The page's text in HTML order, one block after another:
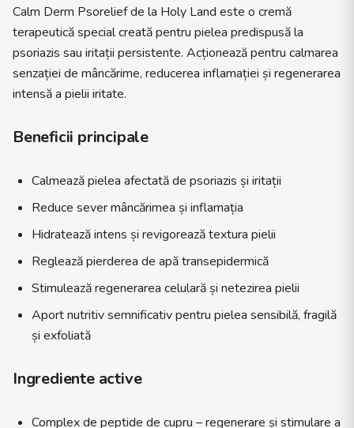
Calm Derm Psorelief de la Holy Land este o cremă
terapeutică special creată pentru pielea predispusă la
psoriazis sau iritații persistente. Acționează pentru calmarea
senzației de mâncărime, reducerea inflamației și regenerarea
intensă a pielii iritate.
Beneficii principale
Calmează pielea afectată de psoriazis și iritații
Reduce sever mâncărimea și inflamația
Hidratează intens și revigorează textura pielii
Reglează pierderea de apă transepidermică
Stimulează regenerarea celulară și netezirea pielii
Aport nutritiv semnificativ pentru pielea sensibilă, fragilă
și exfoliată
Ingrediente active
Complex de peptide de cupru – regenerare și stimulare a